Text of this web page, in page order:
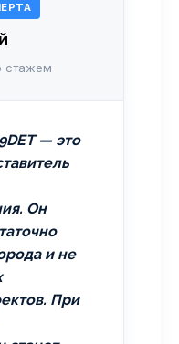
стажем
— это
Он
и не
При